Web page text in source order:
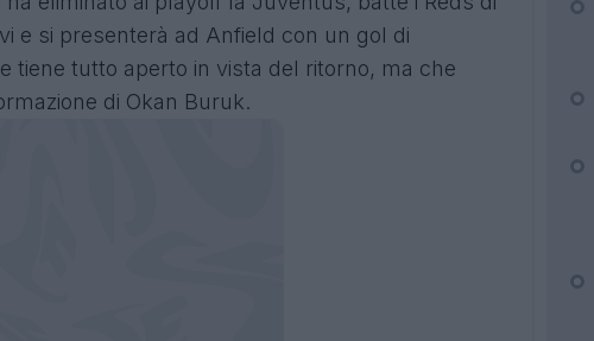
e si presenterà ad Anfield con un gol di
tiene tutto aperto in vista del ritorno, ma che
di Okan Buruk.